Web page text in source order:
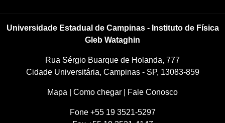
Universidade Estadual de Campinas - Instituto de Física
Gleb Wataghin
Rua Sérgio Buarque de Holanda, 777
Cidade Universitária, Campinas - SP, 13083-859
Mapa Como chegar Fale Conosco
Fone +55 19 3521-5297